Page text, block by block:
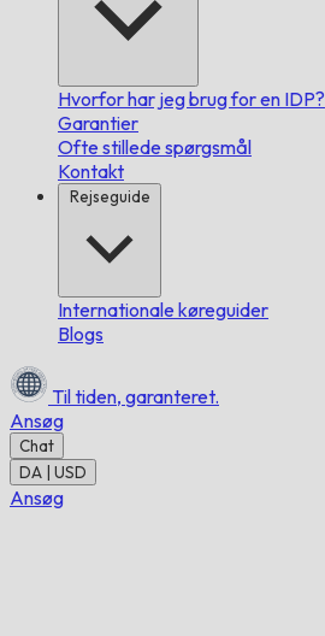
Hvorfor har jeg brug for en IDP?
Garantier
Ofte stillede spørgsmål
Kontakt
Rejseguide
Internationale køreguider
Blogs
Til tiden, garanteret.
Ansøg
Chat
DA | USD
Ansøg